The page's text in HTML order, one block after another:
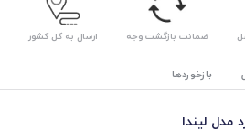
ضمانت بازگشت وجه ارسال به کل کشور
بازخوردها
مدل لیندا